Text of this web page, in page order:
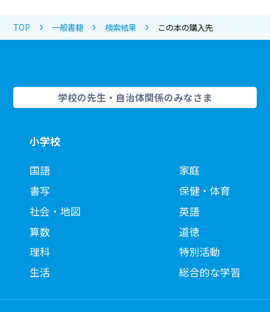
TOP 一般書籍 検索結果 この本の購入先
学校の先生・自治体関係のみなさま
小学校
国語
書写
社会・地図
算数
理科
生活
家庭
保健・体育
英語
道徳
特別活動
総合的な学習